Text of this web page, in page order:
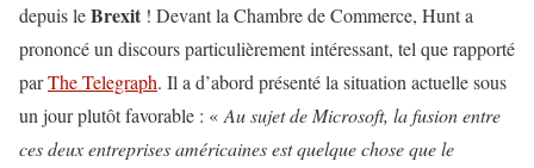
depuis leBrexit ! Devant la Chambre de Commerce, Hunt a
prononcé un discours particulièrement intéressant, tel que rapporté
parThe Telegraph. Il a d’abord présenté la situation actuelle sous
un jour plutôt favorable : « Au sujet de Microsoft, la fusion entre
ces deux entreprises américaines est quelque chose que le